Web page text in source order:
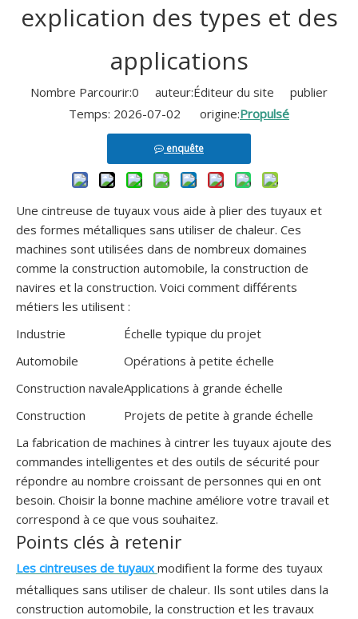
Cintreuse de tuyaux pneumatique pour brouette GM-38CNC-2A-1S
Cintreuse manuelle portative à 3 rouleaux pour petits tuyaux
explication des types et des
applications
Nombre Parcourir:0 auteur:Éditeur du site publier
Temps: 2026-07-02 origine:Propulsé
enquête
Une cintreuse de tuyaux vous aide à plier des tuyaux et
des formes métalliques sans utiliser de chaleur. Ces
machines sont utilisées dans de nombreux domaines
comme la construction automobile, la construction de
navires et la construction. Voici comment différents
métiers les utilisent :
Industrie
Échelle typique du projet
Automobile
Opérations à petite échelle
Construction navaleApplications à grande échelle
Construction
Projets de petite à grande échelle
La fabrication de machines à cintrer les tuyaux ajoute des
commandes intelligentes et des outils de sécurité pour
répondre au nombre croissant de personnes qui en ont
besoin. Choisir la bonne machine améliore votre travail et
correspond à ce que vous souhaitez.
Points clés à retenir
Les cintreuses de tuyauxmodifient la forme des tuyaux
métalliques sans utiliser de chaleur. Ils sont utiles dans la
construction automobile, la construction et les travaux